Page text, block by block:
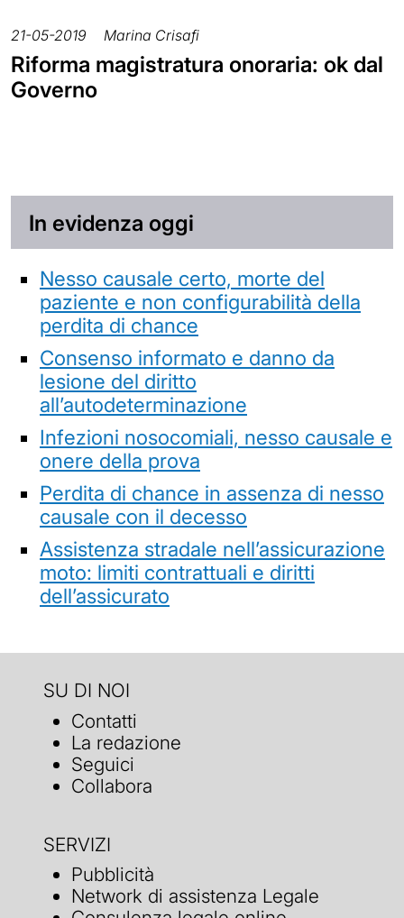
21-05-2019 Marina Crisafi
Riforma magistratura onoraria: ok dal
Governo
In evidenza oggi
Nesso causale certo, morte del
paziente e non configurabilità della
perdita di chance
Consenso informato e danno da
lesione del diritto
all’autodeterminazione
Infezioni nosocomiali, nesso causale e
onere della prova
Perdita di chance in assenza di nesso
causale con il decesso
Assistenza stradale nell’assicurazione
moto: limiti contrattuali e diritti
dell’assicurato
SU DI NOI
Contatti
La redazione
Seguici
Collabora
SERVIZI
Pubblicità
Network di assistenza Legale